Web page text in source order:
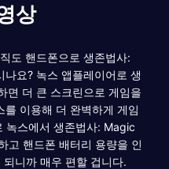
상
도 핸드폰으로 생존법사:
요? 녹스 앱플레이어로 생
면 더 큰 스크린으로 게임을
이용해 더 완벽하게 게임
녹스에서 생존법사: Magic
고 핸드폰 배터리 용량을 인
니까 매우 편할 겁니다.